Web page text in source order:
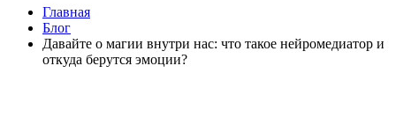
Главная
Блог
Давайте о магии внутри нас: что такое нейромедиатор и
откуда берутся эмоции?